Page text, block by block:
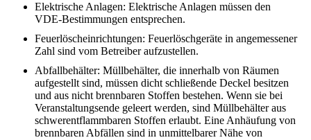
Elektrische Anlagen: Elektrische Anlagen müssen den
VDE-Bestimmungen entsprechen.
Feuerlöscheinrichtungen: Feuerlöschgeräte in angemessener
Zahl sind vom Betreiber aufzustellen.
Abfallbehälter: Müllbehälter, die innerhalb von Räumen
aufgestellt sind, müssen dicht schließende Deckel besitzen
und aus nicht brennbaren Stoffen bestehen. Wenn sie bei
Veranstaltungsende geleert werden, sind Müllbehälter aus
schwerentflammbaren Stoffen erlaubt. Eine Anhäufung von
brennbaren Abfällen sind in unmittelbarer Nähe von